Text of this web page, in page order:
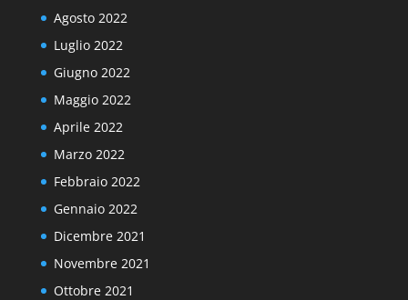
Agosto 2022
Luglio 2022
Giugno 2022
Maggio 2022
Aprile 2022
Marzo 2022
Febbraio 2022
Gennaio 2022
Dicembre 2021
Novembre 2021
Ottobre 2021